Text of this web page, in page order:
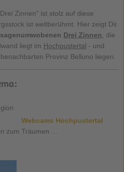
Zinnen“ ist stolz auf diese
ist weltberühmt. Hier zeigt Dir
sagenumwobenen Drei Zinnen, die
liegt im Hochpustertal - und
Provinz Belluno liegen.
Webcams Hochpustertal
zum Träumen ...